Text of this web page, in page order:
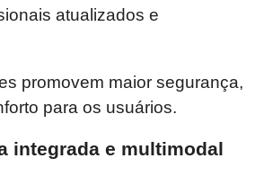
atualizados e
promovem maior segurança,
para os usuários.
integrada e multimodal